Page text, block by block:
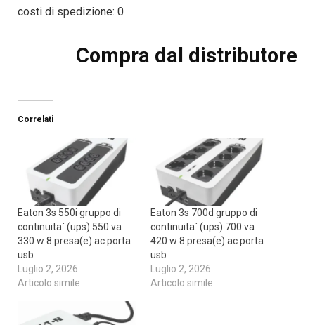
costi di spedizione: 0
Compra dal distributore
Correlati
Eaton 3s 550i gruppo di
continuita` (ups) 550 va
330 w 8 presa(e) ac porta
usb
Luglio 2, 2026
Articolo simile
Eaton 3s 700d gruppo di
continuita` (ups) 700 va
420 w 8 presa(e) ac porta
usb
Luglio 2, 2026
Articolo simile